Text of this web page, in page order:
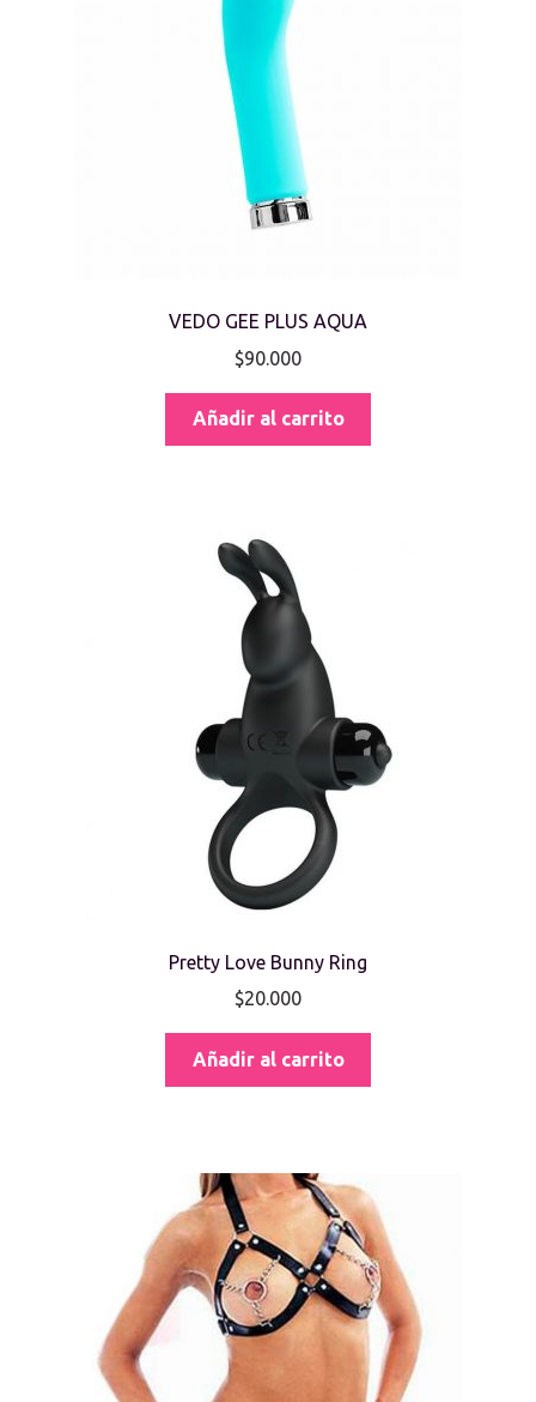
VEDO GEE PLUS AQUA
$90.000
Añadir al carrito
Pretty Love Bunny Ring
$20.000
Añadir al carrito